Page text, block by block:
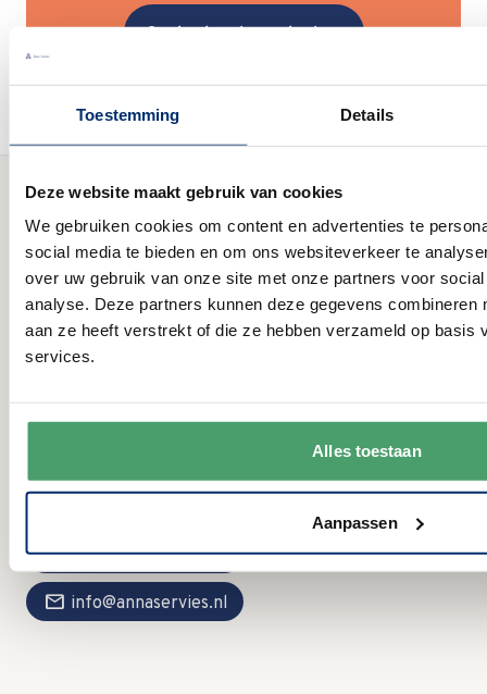
Toestemming Details
Deze website maakt gebruik van cookies
We gebruiken cookies om content en advertenties te
social media te bieden en om ons websiteverkeer te
over uw gebruik van onze site met onze partners voor
analyse. Deze partners kunnen deze gegevens combineren
aan ze heeft verstrekt of die ze hebben verzameld op basis
services.
Alles toestaan
Aanpassen
Nieuwe collectie & aanbiedingen
E-mail adres
Inschrijven
Nijverheidsstraat 22
call +31(0)345 633001
mail info@annaservies.nl